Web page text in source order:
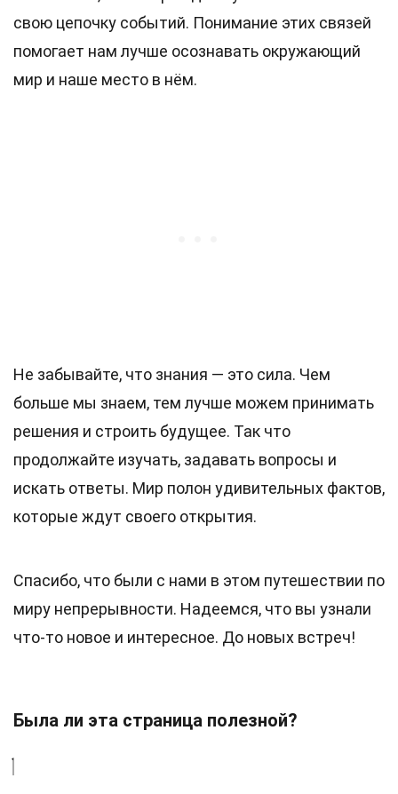
свою цепочку событий. Понимание этих связей
помогает нам лучше осознавать окружающий
мир и наше место в нём.
Не забывайте, что знания — это сила. Чем
больше мы знаем, тем лучше можем принимать
решения и строить будущее. Так что
продолжайте изучать, задавать вопросы и
искать ответы. Мир полон удивительных фактов,
которые ждут своего открытия.
Спасибо, что были с нами в этом путешествии по
миру непрерывности. Надеемся, что вы узнали
что-то новое и интересное. До новых встреч!
Была ли эта страница полезной?